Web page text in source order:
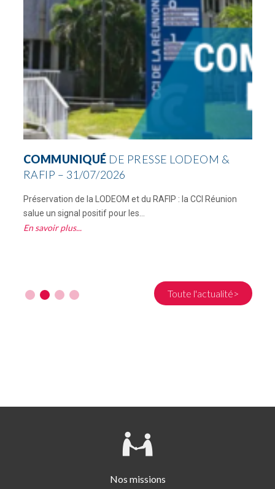
COMMUNIQUÉ DE PRESSE LODEOM &
RAFIP – 31/07/2026
Préservation de la LODEOM et du RAFIP : la CCI Réunion
salue un signal positif pour les...
En savoir plus
Toute l'actualité>
Nos missions